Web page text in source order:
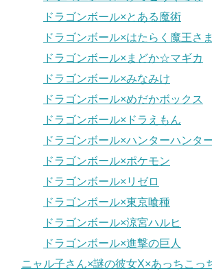
ドラゴンボール×とある魔術
ドラゴンボール×はたらく魔王さま
ドラゴンボール×まどか☆マギカ
ドラゴンボール×みなみけ
ドラゴンボール×めだかボックス
ドラゴンボール×ドラえもん
ドラゴンボール×ハンターハンタ
ドラゴンボール×ポケモン
ドラゴンボール×リゼロ
ドラゴンボール×東京喰種
ドラゴンボール×涼宮ハルヒ
ドラゴンボール×進撃の巨人
ニャル子さん×謎の彼女X×あっちこっ